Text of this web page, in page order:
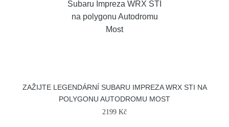
ZAŽIJTE LEGENDÁRNÍ SUBARU IMPREZA WRX STI NA
POLYGONU AUTODROMU MOST
2199 Kč